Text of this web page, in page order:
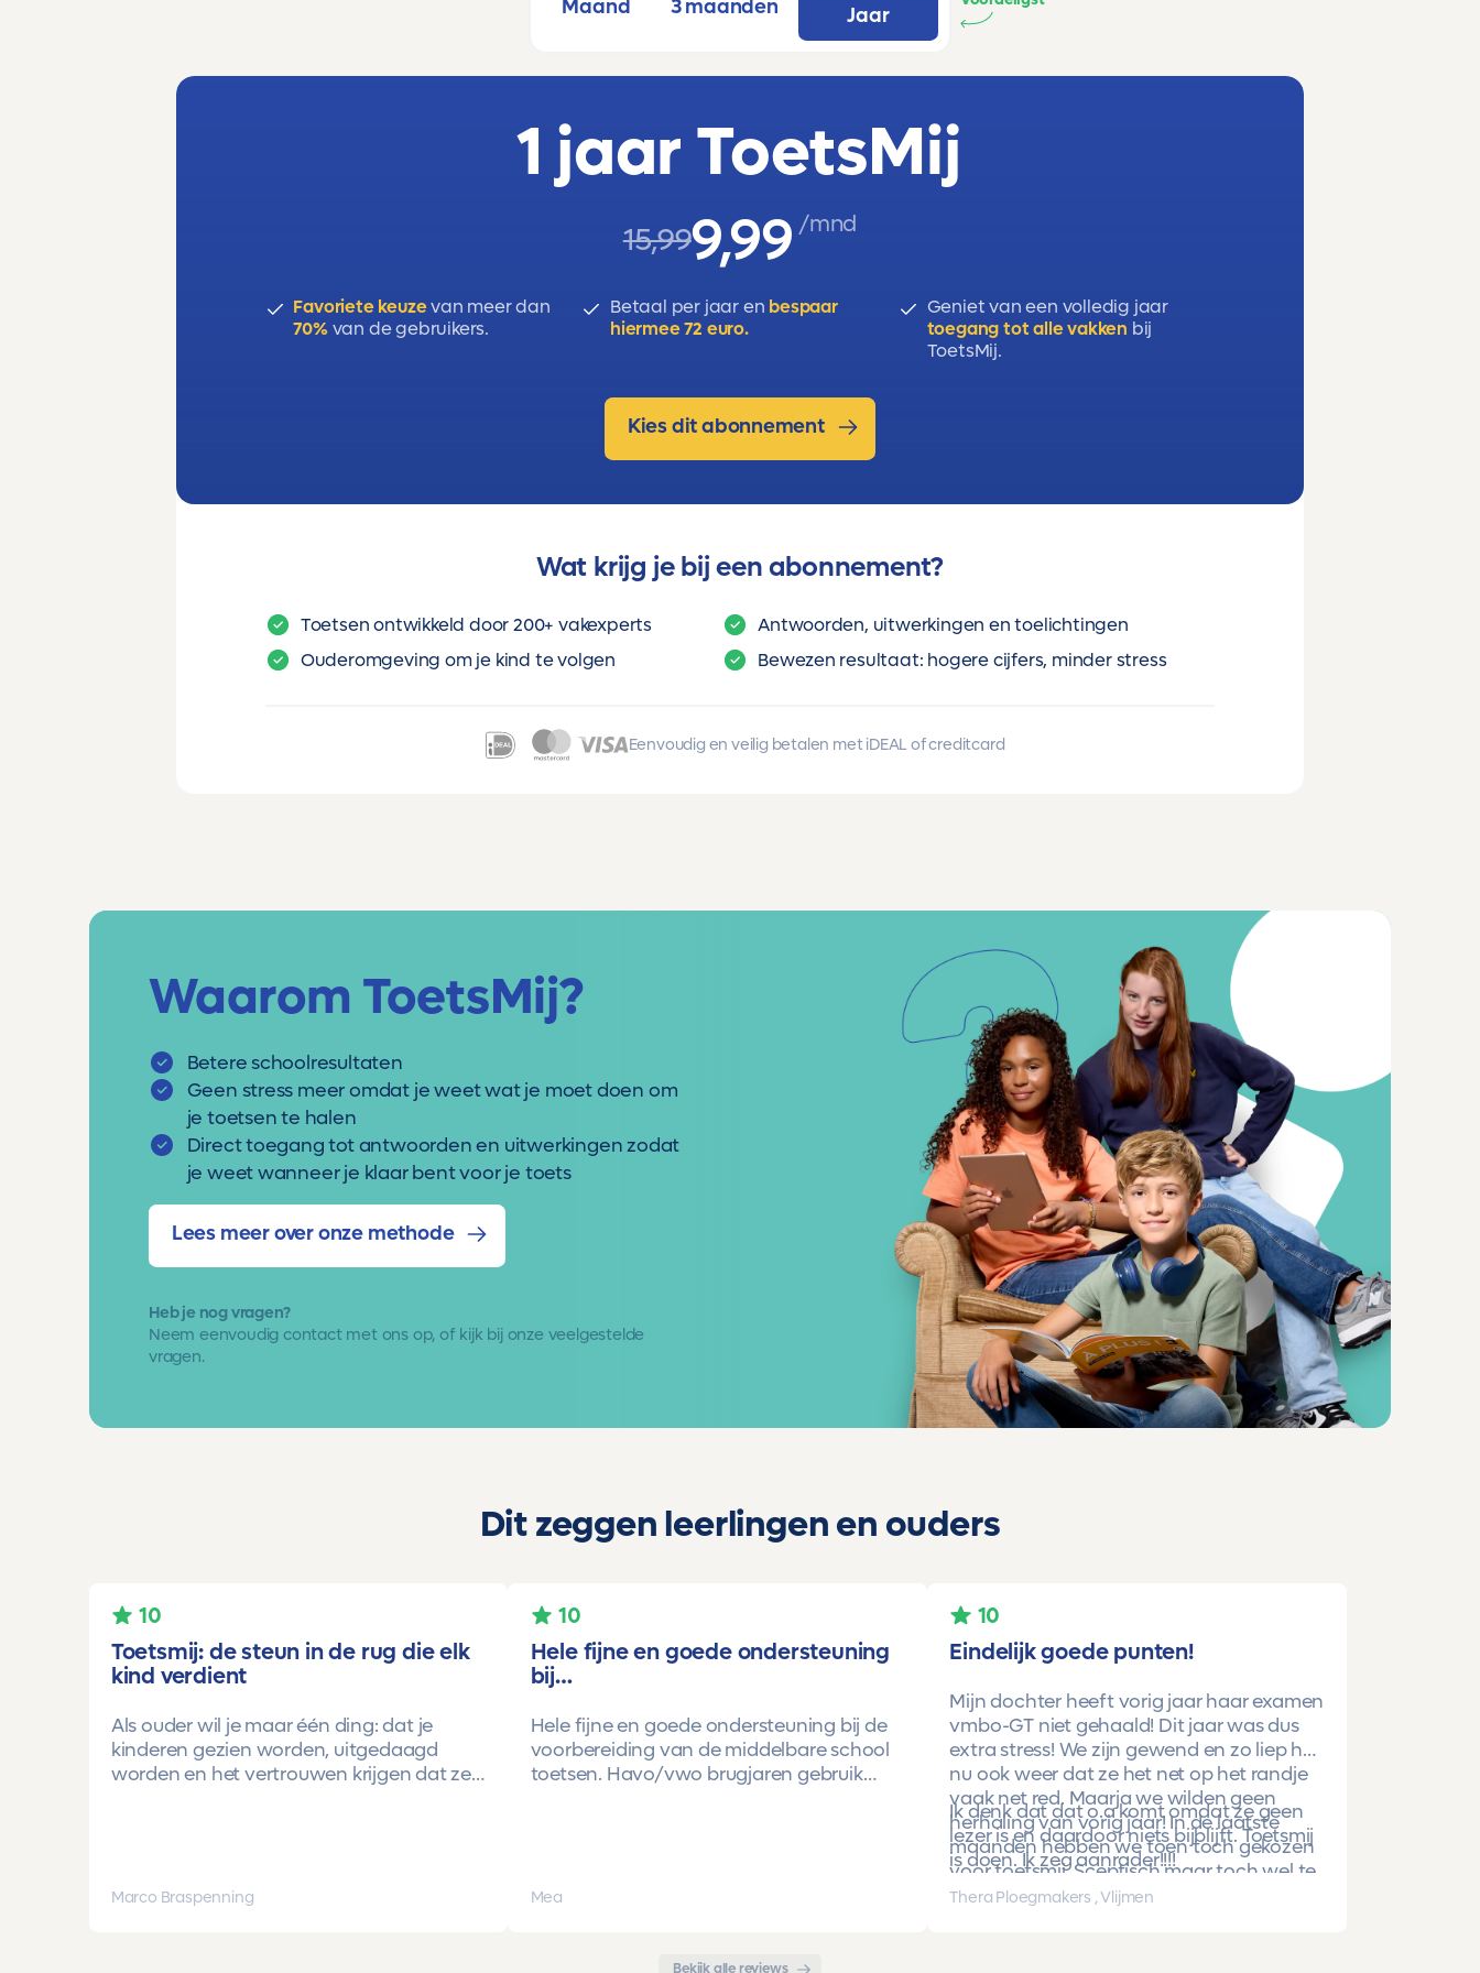
Maand 3 maanden Jaar
1 jaar ToetsMij
15,999,99 /mnd
Favoriete keuzevan meer dan
70%van de gebruikers.
Betaal per jaar en bespaar
hiermee 72 euro.
Geniet van een volledig jaar
toegang tot alle vakken bij
ToetsMij.
Kies dit abonnement
Wat krijg je bij een abonnement?
Toetsen ontwikkeld door 200+ vakexperts
Antwoorden, uitwerkingen en toelichtingen
Ouderomgeving om je kind te volgen
Bewezen resultaat: hogere cijfers, minder stress
Eenvoudig en veilig betalen met iDEAL of creditcard
Waarom ToetsMij?
Betere schoolresultaten
Geen stress meer omdat je weet wat je moet doen om
je toetsen te halen
Direct toegang tot antwoorden en uitwerkingen zodat
je weet wanneer je klaar bent voor je toets
Lees meer over onze methode
Heb je nog vragen?
Neem eenvoudigcontact met ons op, of kijk bij onze veelgestelde
vragen.
Dit zeggen leerlingen en ouders
10
Toetsmij: de steun in de rug die elk
kind verdient
Als ouder wil je maar één ding: dat je
kinderen gezien worden, uitgedaagd
worden en het vertrouwen krijgen dat ze
Onze oudste dochter begon ooit op
Marco Braspenning
10
Hele fijne en goede ondersteuning
bij…
Hele fijne en goede ondersteuning bij de
voorbereiding van de middelbare school
toetsen. Havo/vwo brugjaren gebruik
opgebouwd. Goede snelle communicatie
Mea
10
Eindelijk goede punten!
Mijn dochter heeft vorig jaar haar examen
vmbo-GT niet gehaald! Dit jaar was dus
extra stress! We zijn gewend en zo liep het
nu ook weer dat ze het net op het randje
vaak net red. Maarja we wilden geen
herhaling van vorig jaar! In de laatste
maanden hebben we toen toch gekozen
voor toetsmij. Sceptisch maar toch wel te
proberen. En nu is ze gewoon geslaagd
Ik denk dat dat o.a komt omdat ze geen
lezer is en daardoor niets bijblijft. Toetsmij
is doen. Ik zeg aanrader!!!!
Thera Ploegmakers , Vlijmen
Bekijk alle reviews